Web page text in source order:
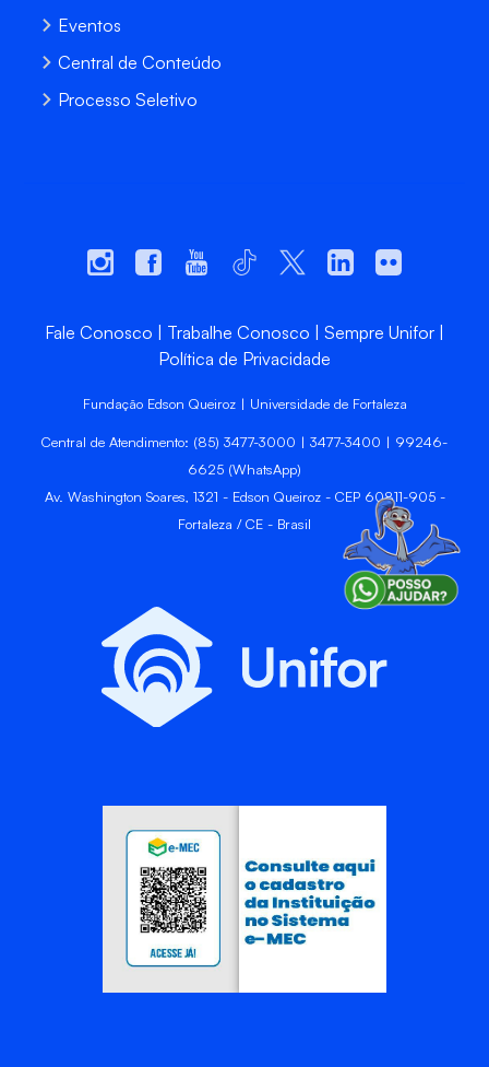
Eventos
Central de Conteúdo
Processo Seletivo
Fale Conosco Trabalhe Conosco
Sempre Unifor
Política de Privacidade
Fundação Edson Queiroz | Universidade de Fortaleza
Central de Atendimento: (85) 3477-3000 | 3477-3400 | 99246-
6625 (WhatsApp)
Av. Washington Soares, 1321 - Edson Queiroz - CEP 60811-905 -
Fortaleza / CE - Brasil